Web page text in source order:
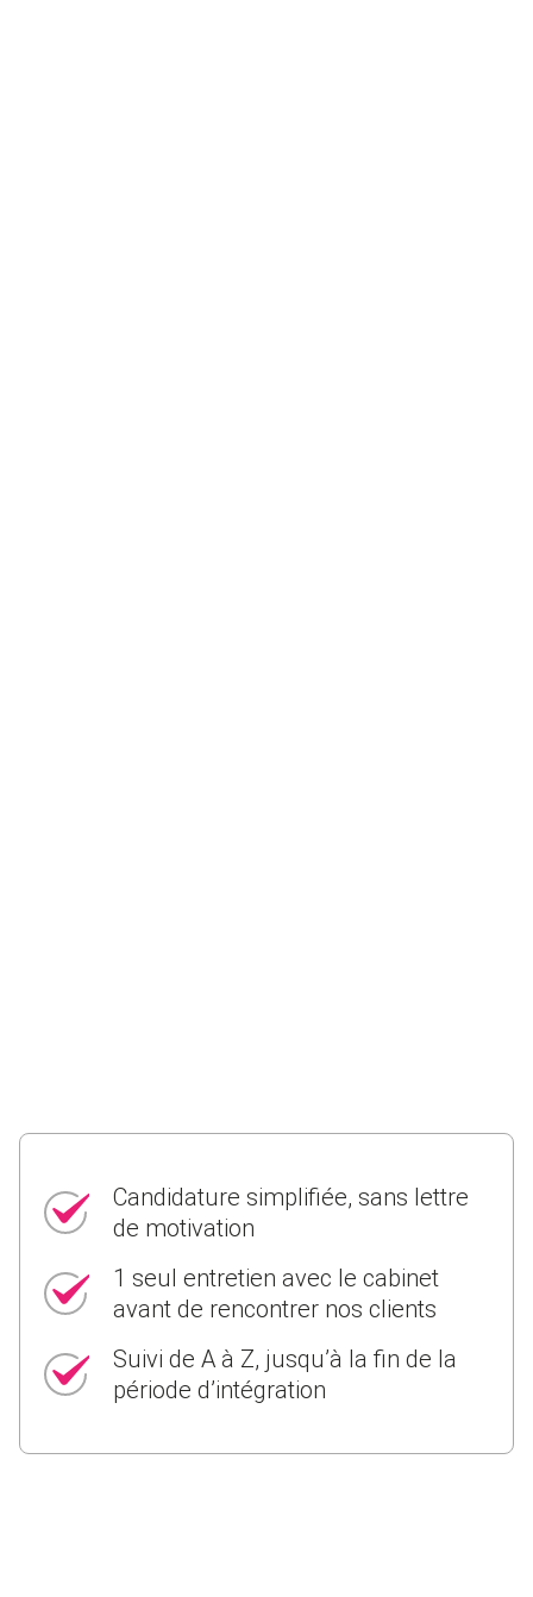
Candidature simplifiée, sans lettre
de motivation
1 seul entretien avec le cabinet
avant de rencontrer nos clients
Suivi de A à Z, jusqu’à la fin de la
période d’intégration